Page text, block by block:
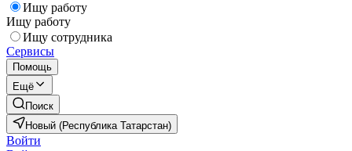
Ищу работу
Ищу работу
Ищу сотрудника
Сервисы
Помощь
Ещё
Поиск
Новый (Республика Татарстан)
Войти